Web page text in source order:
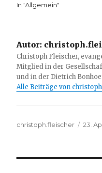
In "Allgemein"
Autor:
Christoph Fleischer,
Mitglied in der
und in der Dietrich
Alle Beiträge von
Autor
christoph.fleischer 23.